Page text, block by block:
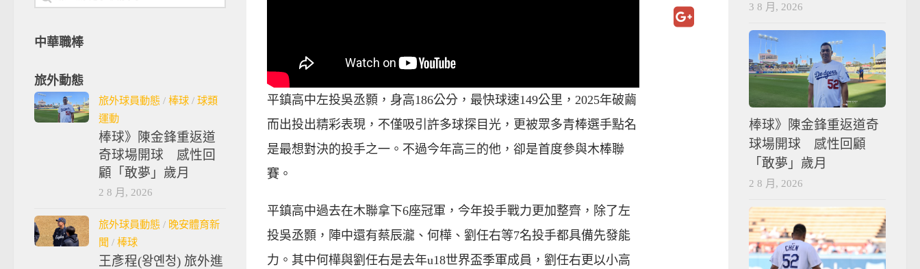
平鎮高中左投吳丞顥，身高186公分，最快球速149公里，2025年破繭
而出投出精彩表現，不僅吸引許多球探目光，更被眾多青棒選手點名
是最想對決的投手之一。不過今年高三的他，卻是首度參與木棒聯
賽。
平鎮高中過去在木聯拿下6座冠軍，今年投手戰力更加整齊，除了左
投吳丞顥，陣中還有蔡辰瀧、何樺、劉任右等7名投手都具備先發能
力。其中何樺與劉任右是去年u18世界盃季軍成員，劉任右更以小高
中華職棒
旅外動態
旅外球員動態 / 棒球 / 球類
運動
棒球》陳金鋒重返道
奇球場開球 感性回
顧「敢夢」歲月
2 8 月, 2026
旅外球員動態 / 晚安體育新
聞 / 棒球
王彥程(왕옌청) 旅外進
3 8 月, 2026
棒球》陳金鋒重返道奇
球場開球 感性回顧
「敢夢」歲月
2 8 月, 2026